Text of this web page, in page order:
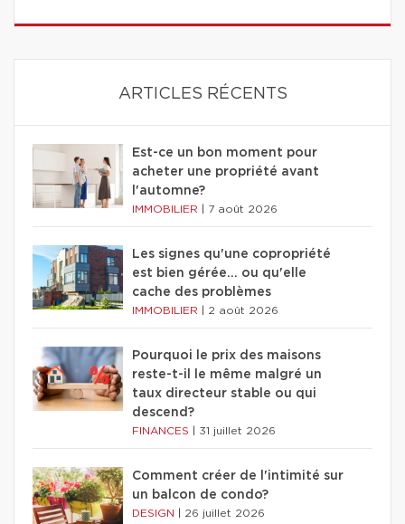
ARTICLES RÉCENTS
Est-ce un bon moment pour
acheter une propriété avant
l'automne?
IMMOBILIER 7 août 2026
Les signes qu'une copropriété
est bien gérée… ou qu'elle
cache des problèmes
IMMOBILIER 2 août 2026
Pourquoi le prix des maisons
reste-t-il le même malgré un
taux directeur stable ou qui
descend?
FINANCES 31 juillet 2026
Comment créer de l'intimité sur
un balcon de condo?
DESIGN 26 juillet 2026